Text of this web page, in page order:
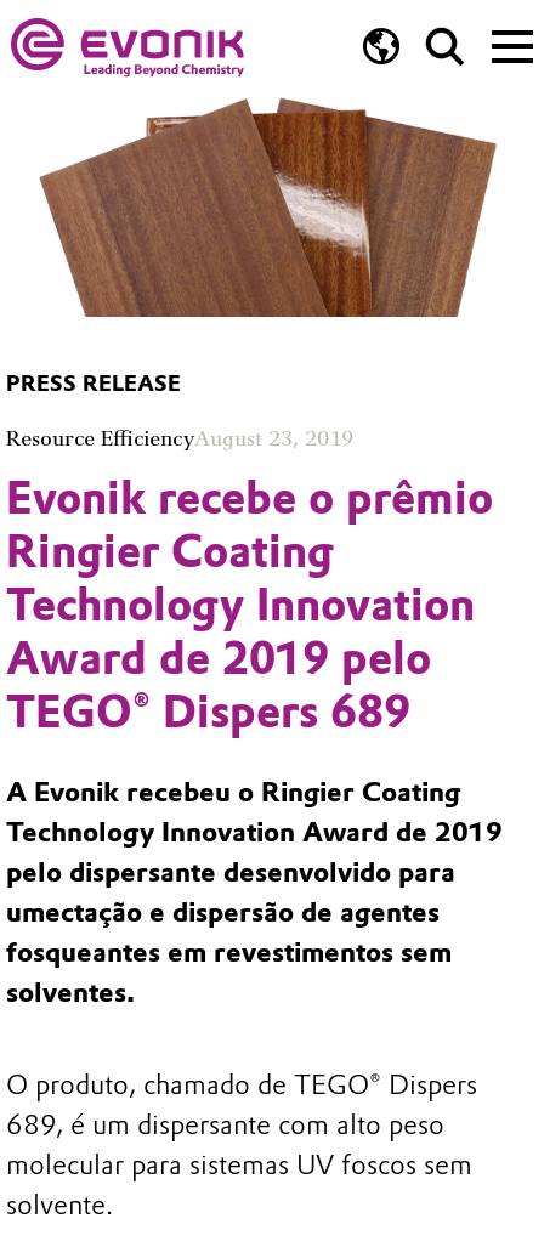
PRESS RELEASE
Resource EfficiencyAugust 23, 2019
Evonik recebe o prêmio
Ringier Coating
Technology Innovation
Award de 2019 pelo
TEGO® Dispers 689
A Evonik recebeu o Ringier Coating
Technology Innovation Award de 2019
pelo dispersante desenvolvido para
umectação e dispersão de agentes
fosqueantes em revestimentos sem
solventes.
O produto, chamado de TEGO® Dispers
689, é um dispersante com alto peso
molecular para sistemas UV foscos sem
solvente.